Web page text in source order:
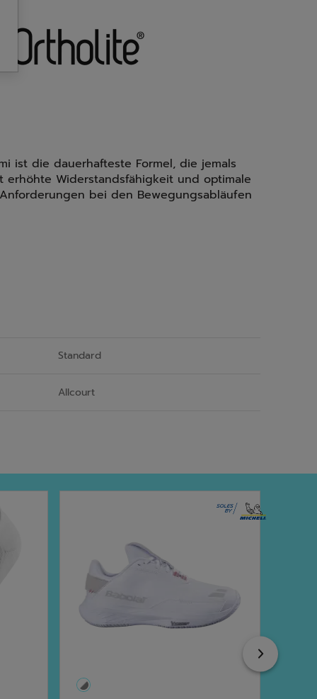
ist die dauerhafteste Formel, die jemals
Widerstandsfähigkeit und optimale
bei den Bewegungsabläufen
Standard
Allcourt